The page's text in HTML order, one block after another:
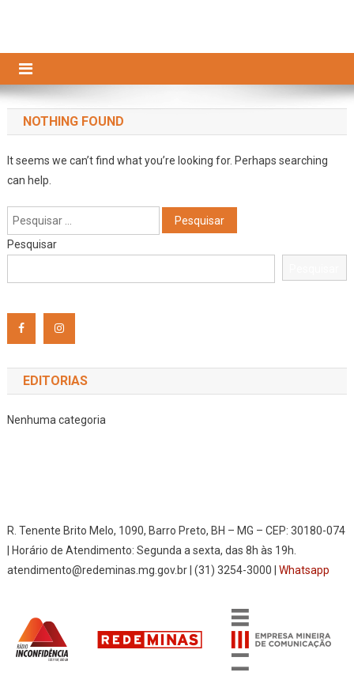
NOTHING FOUND
It seems we can’t find what you’re looking for. Perhaps searching
can help.
Pesquisar
por:
Pesquisar
EDITORIAS
Nenhuma categoria
R. Tenente Brito Melo, 1090, Barro Preto, BH – MG – CEP: 30180-074
| Horário de Atendimento: Segunda a sexta, das 8h às 19h.
atendimento@redeminas.mg.gov.br | (31) 3254-3000 |Whatsapp